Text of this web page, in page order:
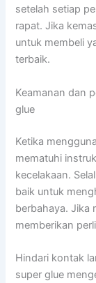
setelah setiap
rapat. Jika
untuk membeli
terbaik.
Keamanan dan
glue
Ketika
mematuhi
kecelakaan.
baik untuk
berbahaya. Jika
memberikan
Hindari kontak
super glue